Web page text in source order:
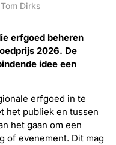
Tom Dirks
erfgoed beheren
2026. De
idee een
erfgoed in te
het publiek en tussen
het gaan om een
of evenement. Dit mag